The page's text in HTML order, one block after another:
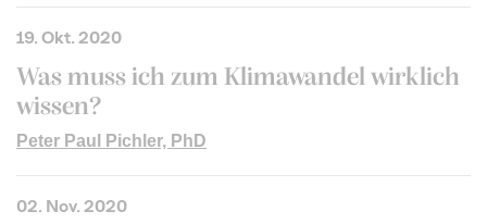
19. Okt. 2020
Was muss ich zum Klimawandel wirklich
wissen?
Peter Paul Pichler, PhD
02. Nov. 2020